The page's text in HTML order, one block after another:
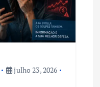
julho 23, 2026